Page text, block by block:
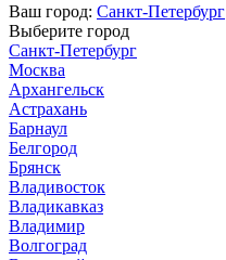
Ваш город: Санкт-Петербург
Выберите город
Санкт-Петербург
Москва
Архангельск
Астрахань
Барнаул
Белгород
Брянск
Владивосток
Владикавказ
Владимир
Волгоград